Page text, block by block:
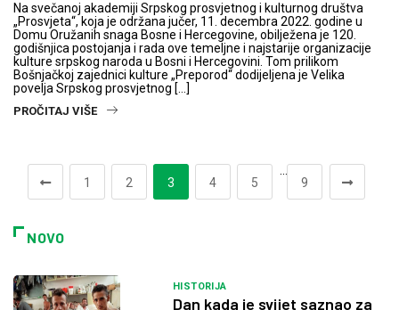
Na svečanoj akademiji Srpskog prosvjetnog i kulturnog društva
„Prosvjeta“, koja je održana jučer, 11. decembra 2022. godine u
Domu Oružanih snaga Bosne i Hercegovine, obilježena je 120.
godišnjica postojanja i rada ove temeljne i najstarije organizacije
kulture srpskog naroda u Bosni i Hercegovini. Tom prilikom
Bošnjačkoj zajednici kulture „Preporod“ dodijeljena je Velika
povelja Srpskog prosvjetnog […]
PROČITAJ VIŠE
1 2 3 4 5
9
NOVO
HISTORIJA
Dan kada je svijet saznao za